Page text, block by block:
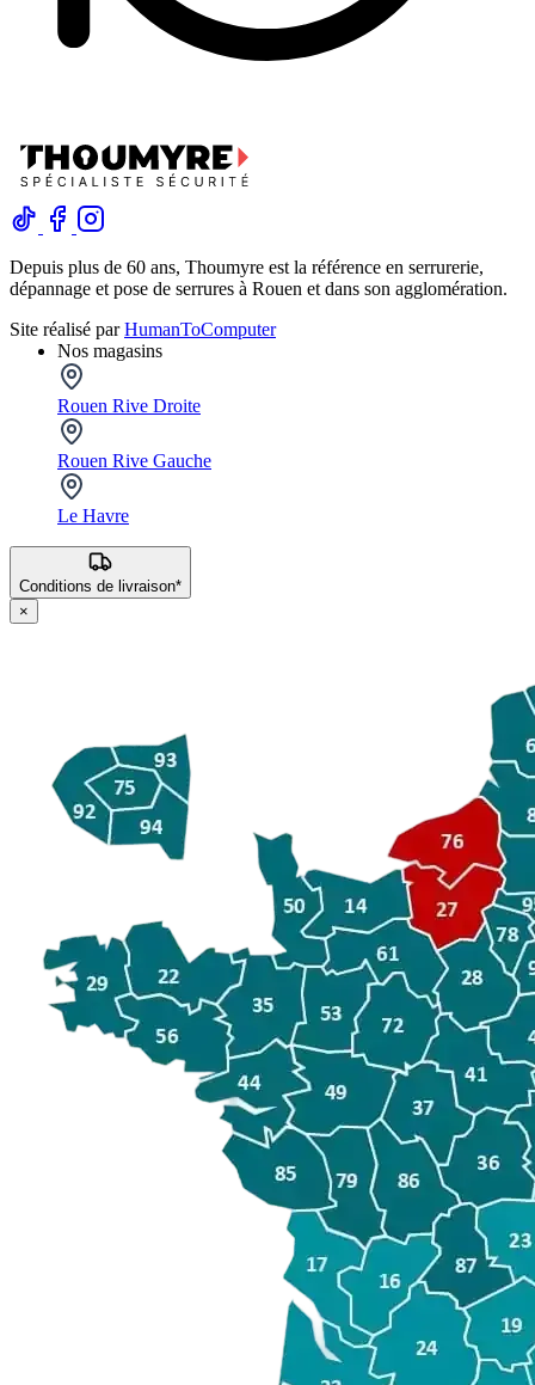
Depuis plus de 60 ans, Thoumyre est la référence en serrurerie,
dépannage et pose de serrures à Rouen et dans son agglomération.
Site réalisé parHumanToComputer
Nos magasins
Rouen Rive Droite
Rouen Rive Gauche
Le Havre
Conditions de livraison*
×